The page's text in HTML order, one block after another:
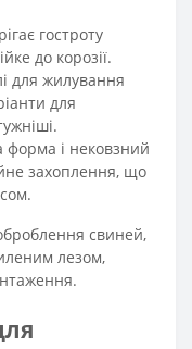
гостроту
до корозії.
для жилування
для
форма і нековзний
захоплення, що
свиней,
лезом,